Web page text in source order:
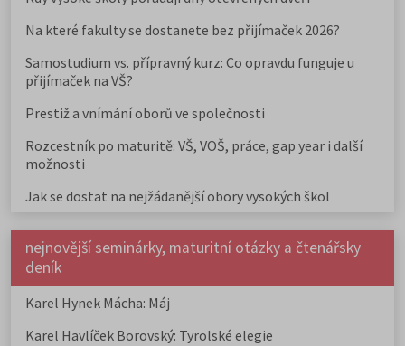
Na které fakulty se dostanete bez přijímaček 2026?
Samostudium vs. přípravný kurz: Co opravdu funguje u
přijímaček na VŠ?
Prestiž a vnímání oborů ve společnosti
Rozcestník po maturitě: VŠ, VOŠ, práce, gap year i další
možnosti
Jak se dostat na nejžádanější obory vysokých škol
nejnovější seminárky, maturitní otázky a čtenářsky
deník
Karel Hynek Mácha: Máj
Karel Havlíček Borovský: Tyrolské elegie